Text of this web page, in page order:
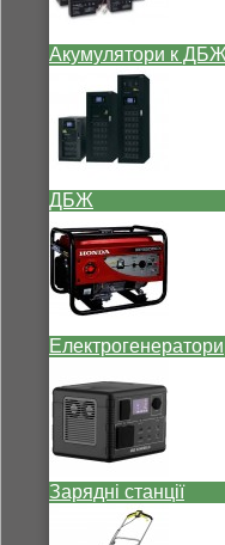
Акумулятори к ДБЖ
ДБЖ
Електрогенератори
Зарядні станції